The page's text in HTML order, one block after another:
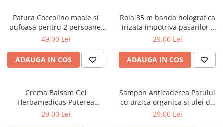
Patura Coccolino moale si
pufoasa pentru 2 persoane,
200X230 cm, Grena
49,00 Lei
ADAUGA IN COS
Rola 35 m banda holografica
irizata impotriva pasarilor -
porumbei, grauri, vrabii
29,00 Lei
ADAUGA IN COS
Crema Balsam Gel
Herbamedicus Puterea
Ursului 250ml
29,00 Lei
Sampon Anticaderea Parului
cu urzica organica si ulei de
ricin, 400 ml
29,00 Lei